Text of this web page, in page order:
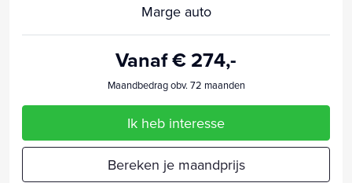
Marge auto
Vanaf € 274,-
Maandbedrag obv. 72 maanden
Ik heb interesse
Bereken je maandprijs